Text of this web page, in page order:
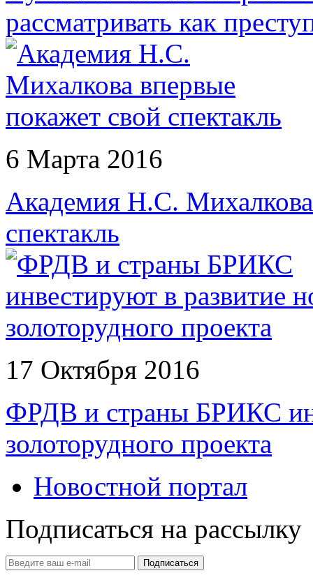
рассматривать как
6 Марта 2016
Академия Н.С.
спектакль
17 Октября 2016
ФРДВ и страны БРИКС
золоторудного проекта
Новостной портал
Подписаться на рассылку